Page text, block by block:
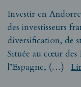
Investir en
des investisseurs
diversification, de
Située au cœur des
l’Espagne, (…)